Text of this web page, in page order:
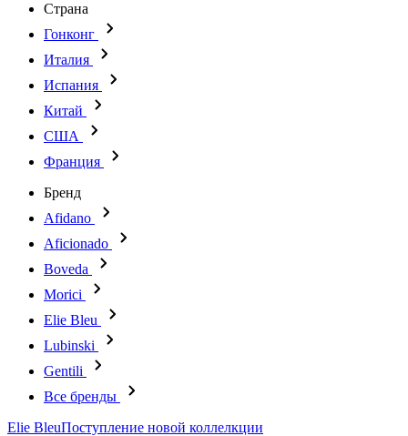
Страна
Гонконг
Италия
Испания
Китай
США
Франция
Бренд
Afidano
Aficionado
Boveda
Morici
Elie Bleu
Lubinski
Gentili
Все бренды
Elie BleuПоступление новой коллелкции